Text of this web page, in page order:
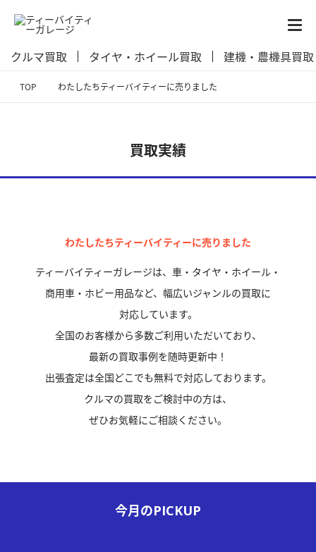
クルマ買取 タイヤ・ホイール買取 建機・農機具買取
TOP わたしたちティーバイティーに売りました
買取実績
わたしたちティーバイティーに売りました
ティーバイティーガレージは、車・タイヤ・ホイール・
商用車・ホビー用品など、 幅広いジャンルの買取に
対応しています。
全国のお客様から多数ご利用いただいており、
最新の買取事例を随時更新中！
出張査定は全国どこでも無料で対応しております。
クルマの買取をご検討中の方は、
ぜひお気軽にご相談ください。
今月のPICKUP